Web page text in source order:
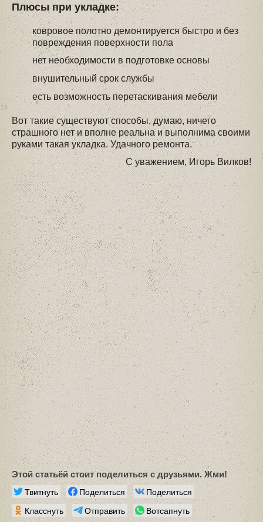
Плюсы при укладке:
ковровое полотно демонтируется быстро и без
повреждения поверхности пола
нет необходимости в подготовке основы
внушительный срок службы
есть возможность перетаскивания мебели
Вот такие существуют способы, думаю, ничего
страшного нет и вполне реальна и выполнима своими
руками такая укладка. Удачного ремонта.
С уважением, Игорь Вилков!
Этой статьёй стоит поделиться с друзьями. Жми!
Твитнуть Поделиться
Поделиться
Класснуть
Отправить
Вотсапнуть